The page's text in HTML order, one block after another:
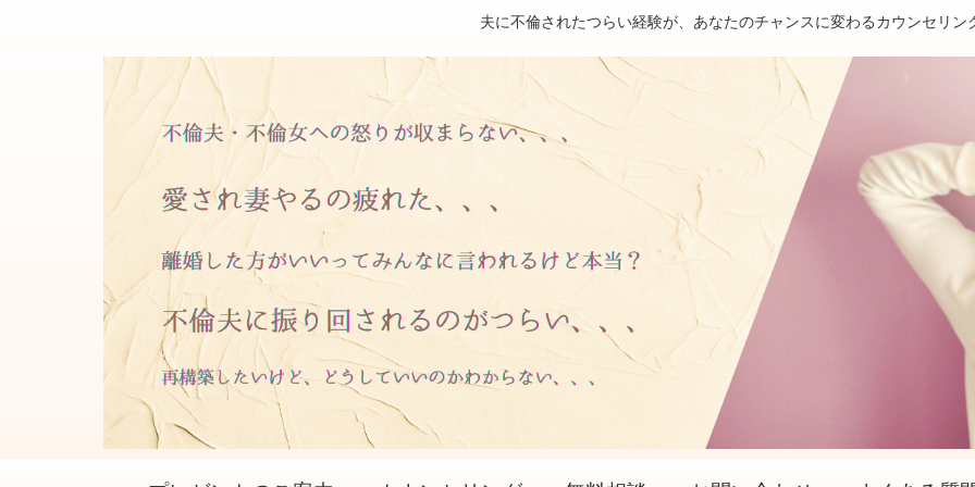
夫に不倫されたつらい経験が、あなたのチャンスに変わるカウンセリン